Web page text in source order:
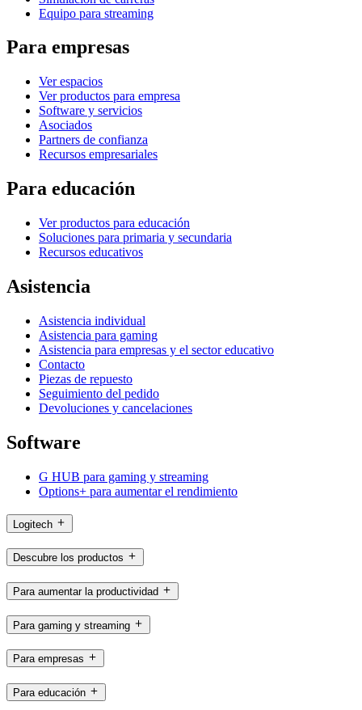
Equipo para streaming
Para empresas
Ver espacios
Ver productos para empresa
Software y servicios
Asociados
Partners de confianza
Recursos empresariales
Para educación
Ver productos para educación
Soluciones para primaria y secundaria
Recursos educativos
Asistencia
Asistencia individual
Asistencia para gaming
Asistencia para empresas y el sector educativo
Contacto
Piezas de repuesto
Seguimiento del pedido
Devoluciones y cancelaciones
Software
G HUB para gaming y streaming
Options+ para aumentar el rendimiento
Logitech
Descubre los productos
Para aumentar la productividad
Para gaming y streaming
Para empresas
Para educación